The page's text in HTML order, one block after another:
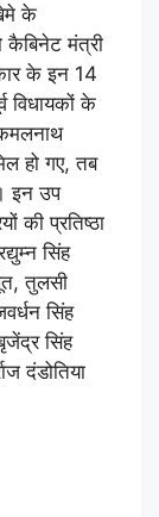
के
कैबिनेट मंत्री
के इन 14
विधायकों के
हो गए, तब
इन उप
की प्रतिष्ठा
सिंह
तुलसी
सिंह
सिंह
दंडोतिया